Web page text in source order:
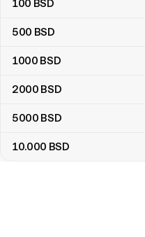
100 BSD
500 BSD
1000 BSD
2000 BSD
5000 BSD
10.000 BSD